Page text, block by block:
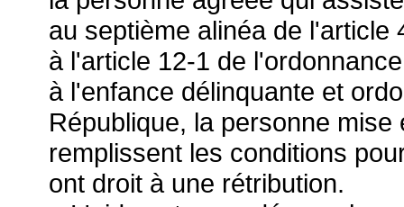
au septième alinéa de
à l'article 12-1 de
à l'enfance délinquante et
République, la personne
remplissent les conditions
ont droit à une rétribution.